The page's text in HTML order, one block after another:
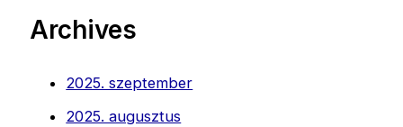
Archives
2025. szeptember
2025. augusztus